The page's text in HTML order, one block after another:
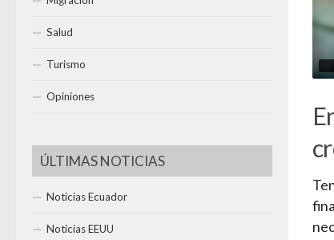
Salud
Turismo
Opiniones
ÚLTIMAS NOTICIAS
Noticias Ecuador
Noticias EEUU